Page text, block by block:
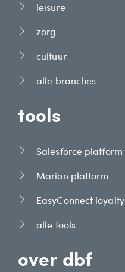
leisure
zorg
cultuur
alle branches
tools
Salesforce platform
Marion platform
EasyConnect loyalty
alle tools
over dbf